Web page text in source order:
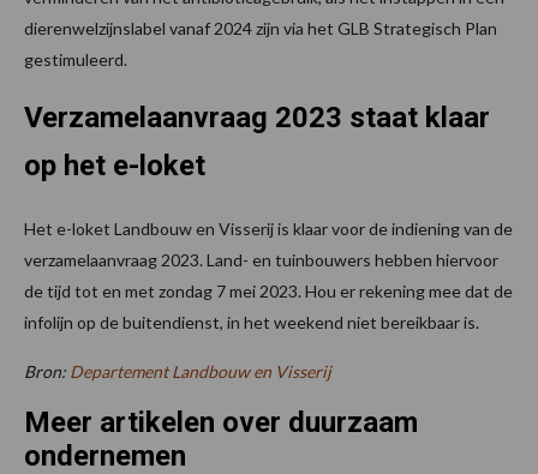
dierenwelzijnslabel vanaf 2024 zijn via het GLB Strategisch Plan
gestimuleerd.
Verzamelaanvraag 2023 staat klaar
op het e-loket
Het e-loket Landbouw en Visserij is klaar voor de indiening van de
verzamelaanvraag 2023. Land- en tuinbouwers hebben hiervoor
de tijd tot en met zondag 7 mei 2023. Hou er rekening mee dat de
infolijn op de buitendienst, in het weekend niet bereikbaar is.
Bron: Departement Landbouw en Visserij
Meer artikelen over duurzaam
ondernemen